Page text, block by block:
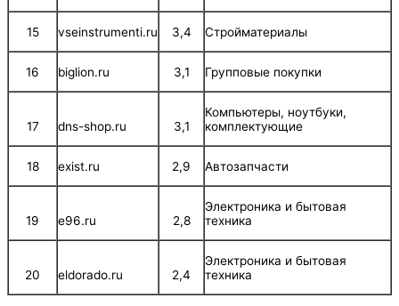
15 vseinstrumenti.ru 3,4 Стройматериалы
16 biglion.ru 3,1 Групповые покупки
17 dns-shop.ru 3,1
Компьютеры, ноутбуки,
комплектующие
18 exist.ru 2,9 Автозапчасти
19 e96.ru 2,8
Электроника и бытовая
техника
20 eldorado.ru 2,4
Электроника и бытовая
техника